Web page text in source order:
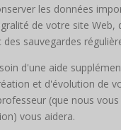
les données
de votre site Web,
des sauvegardes
d'une aide
et d'évolution de
(que nous
vous aidera.